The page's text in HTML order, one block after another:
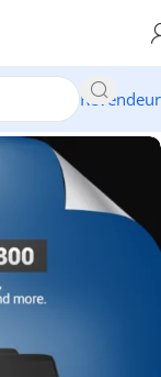
Revendeur